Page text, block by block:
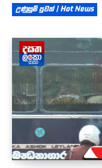
උණුසුම් පුවත් | Hot News